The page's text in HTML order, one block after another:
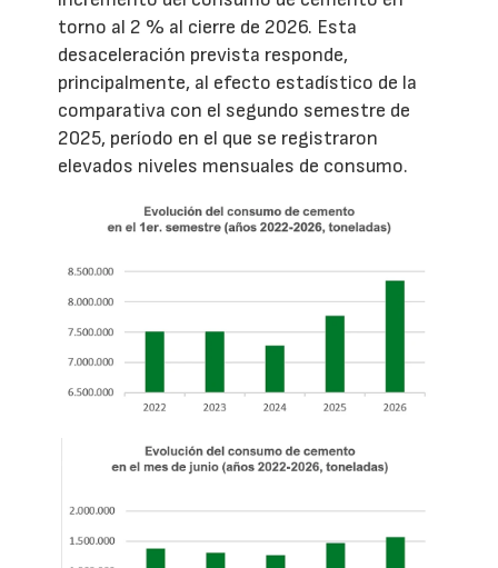
torno al 2 % al cierre de 2026. Esta
desaceleración prevista responde,
principalmente, al efecto estadístico de la
comparativa con el segundo semestre de
2025, período en el que se registraron
elevados niveles mensuales de consumo.